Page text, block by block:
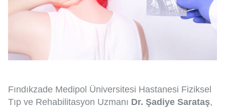
Fındıkzade Medipol Üniversitesi Hastanesi Fiziksel
Tıp ve Rehabilitasyon Uzmanı Dr. Şadiye Sarataş,